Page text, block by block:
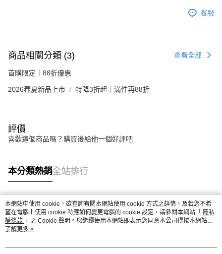
客服
商品相關分類 (3) 查看全部
首購限定｜88折優惠
2026春夏新品上市 特降3折起｜滿件再88折
評價
喜歡這個商品嗎？購買後給他一個好評吧
本分類熱銷全站排行
熱門標籤
本網站中使用 cookie，欲查詢有關本網站使用 cookie 方式之詳情，及若您不希
望在電腦上使用 cookie 時應如何變更電腦的 cookie 設定，請參閱本網站「 隱私
權條款 」之 Cookie 聲明。您繼續使用本網站即表示您同意本公司得按本網站使
用條款之 Cookie 聲明使用 cookie。
了解更多 >